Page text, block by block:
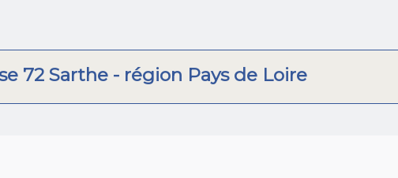
72 Sarthe - région Pays de Loire